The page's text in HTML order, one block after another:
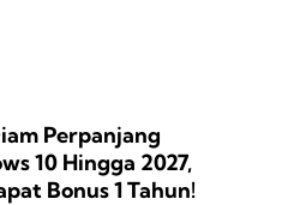
Perpanjang
10 Hingga 2027,
Bonus 1 Tahun!